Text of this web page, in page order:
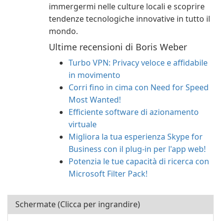
immergermi nelle culture locali e scoprire
tendenze tecnologiche innovative in tutto il
mondo.
Ultime recensioni di Boris Weber
Turbo VPN: Privacy veloce e affidabile
in movimento
Corri fino in cima con Need for Speed
Most Wanted!
Efficiente software di azionamento
virtuale
Migliora la tua esperienza Skype for
Business con il plug-in per l'app web!
Potenzia le tue capacità di ricerca con
Microsoft Filter Pack!
Schermate (Clicca per ingrandire)